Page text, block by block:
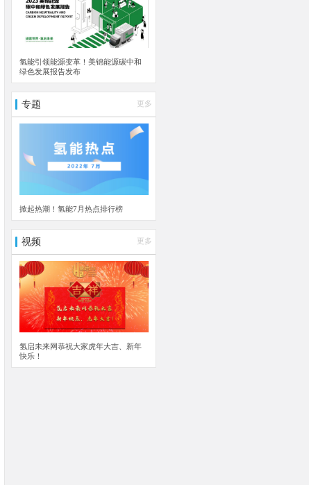
氢能引领能源变革！美锦能源碳中和
绿色发展报告发布
专题 更多
掀起热潮！氢能7月热点排行榜
视频 更多
氢启未来网恭祝大家虎年大吉、新年
快乐！